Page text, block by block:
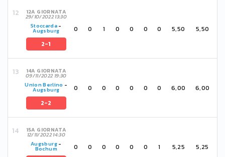
12A GIORNATA
29/10/2022 13:30
Stoccarda -
Augsburg
2-1
0 0 1 0 0 0 0 5,50 5,50
14A GIORNATA
09/11/2022 19:30
Union Berlino -
Augsburg
2-2
0 0 0 0 0 0 0 6,00 6,00
15A GIORNATA
12/11/2022 14:30
Augsburg-
Bochum 0 0 0 0 0 0 1 5,25 5,25